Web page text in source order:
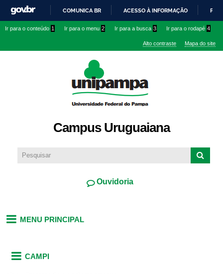
conteúdo
IR
O
COMUNICA BR ACESSO À INFORMAÇÃO
Ir para o conteúdo 1 Ir para o menu 2 Ir para a busca 3 Ir para o rodapé 4
Alto contraste Mapa do site
Campus Uruguaiana
Ouvidoria
MENU PRINCIPAL
CAMPI